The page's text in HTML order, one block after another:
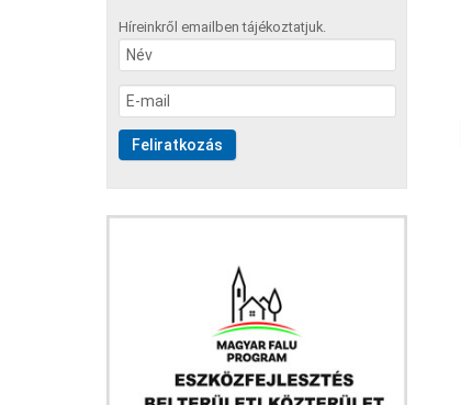
Híreinkről emailben tájékoztatjuk.